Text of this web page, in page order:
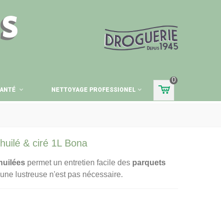
NETTOYAGE PROFESSIONEL
0
& ciré 1L Bona
permet un entretien facile des parquets
lustreuse n'est pas nécessaire.